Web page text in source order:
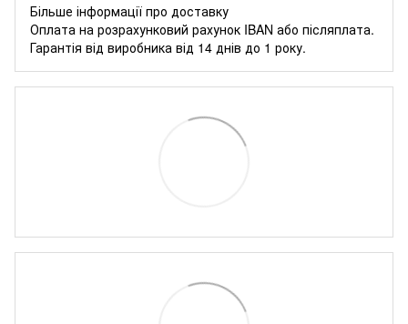
Більше інформації про доставку
Оплата на розрахунковий рахунок IBAN або післяплата.
Гарантія від виробника від 14 днів до 1 року.